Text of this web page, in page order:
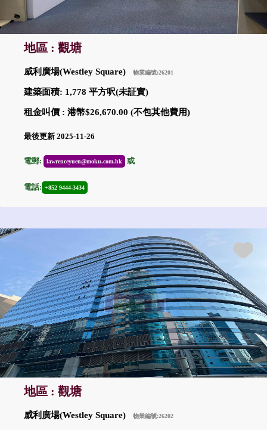
地區 : 觀塘
威利廣場(Westley Square) 物業編號:26201
建築面積: 1,778 平方呎(未証實)
租金叫價 : 港幣$26,670.00 (不包其他費用)
最後更新 2025-11-26
電郵: lawrenceyuen@moku.com.hk 或
電話: +852 9444-3434
地區 : 觀塘
威利廣場(Westley Square) 物業編號:26202